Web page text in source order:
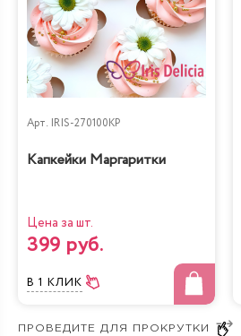
Жареный шоколад-
Сказка
Арт. IRIS-270100KP
Капкейки Маргаритки
Цена за шт.
399 руб.
В 1 КЛИК